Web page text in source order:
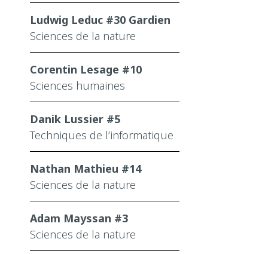
Ludwig Leduc #30 Gardien
Sciences de la nature
Corentin Lesage #10
Sciences humaines
Danik Lussier #5
Techniques de l’informatique
Nathan Mathieu #14
Sciences de la nature
Adam Mayssan #3
Sciences de la nature